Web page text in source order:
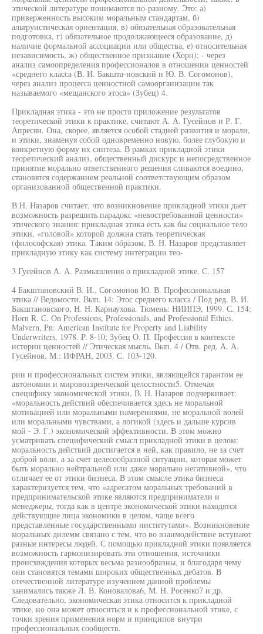
этической литературе понимаются по-разному. Это: а)
приверженность высоким моральным стандартам, б)
альтруистическая ориентация, в) обязательная образовательная
подготовка, г) обязательное продолжающееся образование, д)
наличие формальной ассоциации или общества, е) относительная
независимость, ж) общественное признание (Хорн); - через
анализ самоопределения профессионалов в отношении ценностей
«среднего класса (В. И. Бакшта-новский и Ю. В. Согомонов),
через анализ процесса ценностной самоорганизации так
называемого «мещанского этоса» (Зубец) 4.
Прикладная этика - это не просто приложение результатов
теоретической этики к практике, считают А. А. Гусейнов и Р. Г.
Апресян. Она, скорее, является особой стадией развития и морали,
и этики, знаменуя собой одновременно новую, более глубокую и
конкретную форму их синтеза. В рамках прикладной этики
теоретический анализ, общественный дискурс и непосредственное
принятие морально ответственного решения сливаются воедино,
становятся содержанием реальной соответствующим образом
организованной общественной практики.
В.Н. Назаров считает, что возникновение прикладной этики дает
возможность разрешить парадокс «невостребованной ценности»
этического знания: прикладная этика есть как бы социальное тело
этики, «головой» которой должна стать теоретическая
(философская) этика. Таким образом, В. Н. Назаров представляет
прикладную этику как систему интеграции тео-
3 Гусейнов А. А. Размышления о прикладной этике. С. 157
4 Бакштановский В. И., Согомонов Ю. В. Профессиональная
этика // Ведомости. Вып. 14: Этос среднего класса / Под ред. В. И.
Бакштановского, Н. Н. Карнаухова. Тюмень: НИИПЭ, 1999. С. 154;
Horn R. С. On Professions, Professionals, and Professional Ethics.
Malvern, Pn: American Institute for Property and Liability
Underwriters, 1978. P. 8-10; Зубец О. П. Профессия в контексте
истории ценностей // Этическая мысль. Вып. 4 / Отв. ред. А. А.
Гусейнов. М.: ИФРАН, 2003. С. 103-120.
рии и профессиональных систем этики, являющейся гарантом ее
автономии и мировоззренческой целостности5. Отмечая
специфику экономической этики, В. Н. Назаров подчеркивает:
«моральность действий обеспечивается здесь не моральной
мотивацией или моральными намерениями, не моральной волей
или моральными чувствами, а логикой (здесь и дальше курсив
мой - Э. Г.) экономической эффективности. В этом можно
усматривать специфический смысл прикладной этики в целом:
моральность действий достигается в ней, как правило, не за счет
доброй воли, а за счет целесообразной ситуации, которая может
быть морально нейтральной или даже морально негативной», что
отличает ее от этики бизнеса. В этом смысле этика бизнеса
характеризуется тем, что «адресатом моральных требований в
предпринимательской этике являются предприниматели и
менеджеры, тогда как в центре экономической этики находятся
действующие лица экономики в целом, чаще всего
представленные государственными институтами». Возникновение
моральных дилемм связано с тем, что во взаимодействие вступают
разные интересы людей. С помощью прикладной этики появляется
возможность гармонизировать эти отношения, источники
происхождения которых весьма разнообразны, и благодаря чему
они становятся темами широких общественных дебатов. В
отечественной литературе изучением данной проблемы
занимались также Л. В. Коновалова6, М. Н. Росенко7 и др.
Следовательно, экономическая этика относится к прикладной
этике, но она может относиться и к профессиональной этике, с
точки зрения применения норм и принципов внутри
профессиональных сообществ.